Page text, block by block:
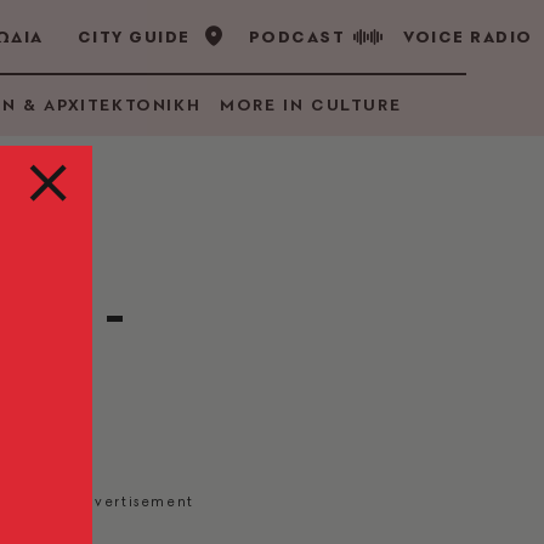
CITY GUIDE PODCAST VOICE RADIO
& ΑΡΧΙΤΕΚΤΟΝΙΚΗ MORE IN CULTURE
-